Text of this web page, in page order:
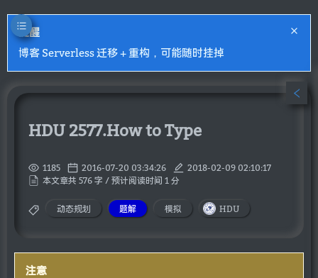
提醒
博客 Serverless 迁移 + 重构，可能随时挂掉
HDU 2577.How to Type
1185 2016-07-20 03:34:26
2018-02-09 02:10:17
本文章共 576 字 / 预计阅读时间 1 分
动态规划 题解 模拟 HDU
注意